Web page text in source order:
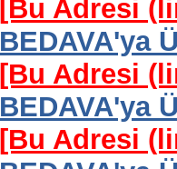
[Bu Adresi
BEDAVA'ya
[Bu Adresi
BEDAVA'ya
[Bu Adresi